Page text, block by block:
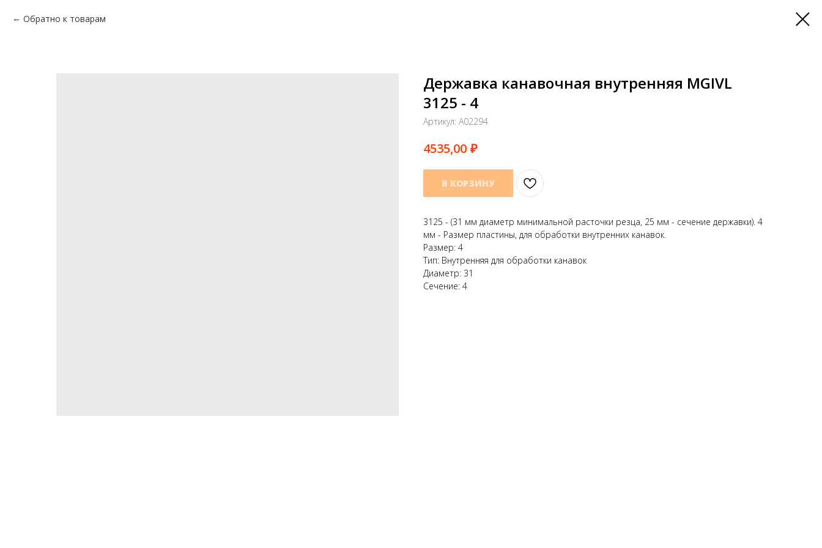
Обратно к товарам
Державка канавочная внутренняя MGIVL
3125 - 4
Артикул: A02294
4535,00 ₽
В КОРЗИНУ
3125 - (31 мм диаметр минимальной расточки резца, 25 мм - сечение державки). 4
мм - Размер пластины, для обработки внутренних канавок.
Размер: 4
Тип: Внутренняя для обработки канавок
Диаметр: 31
Сечение: 4